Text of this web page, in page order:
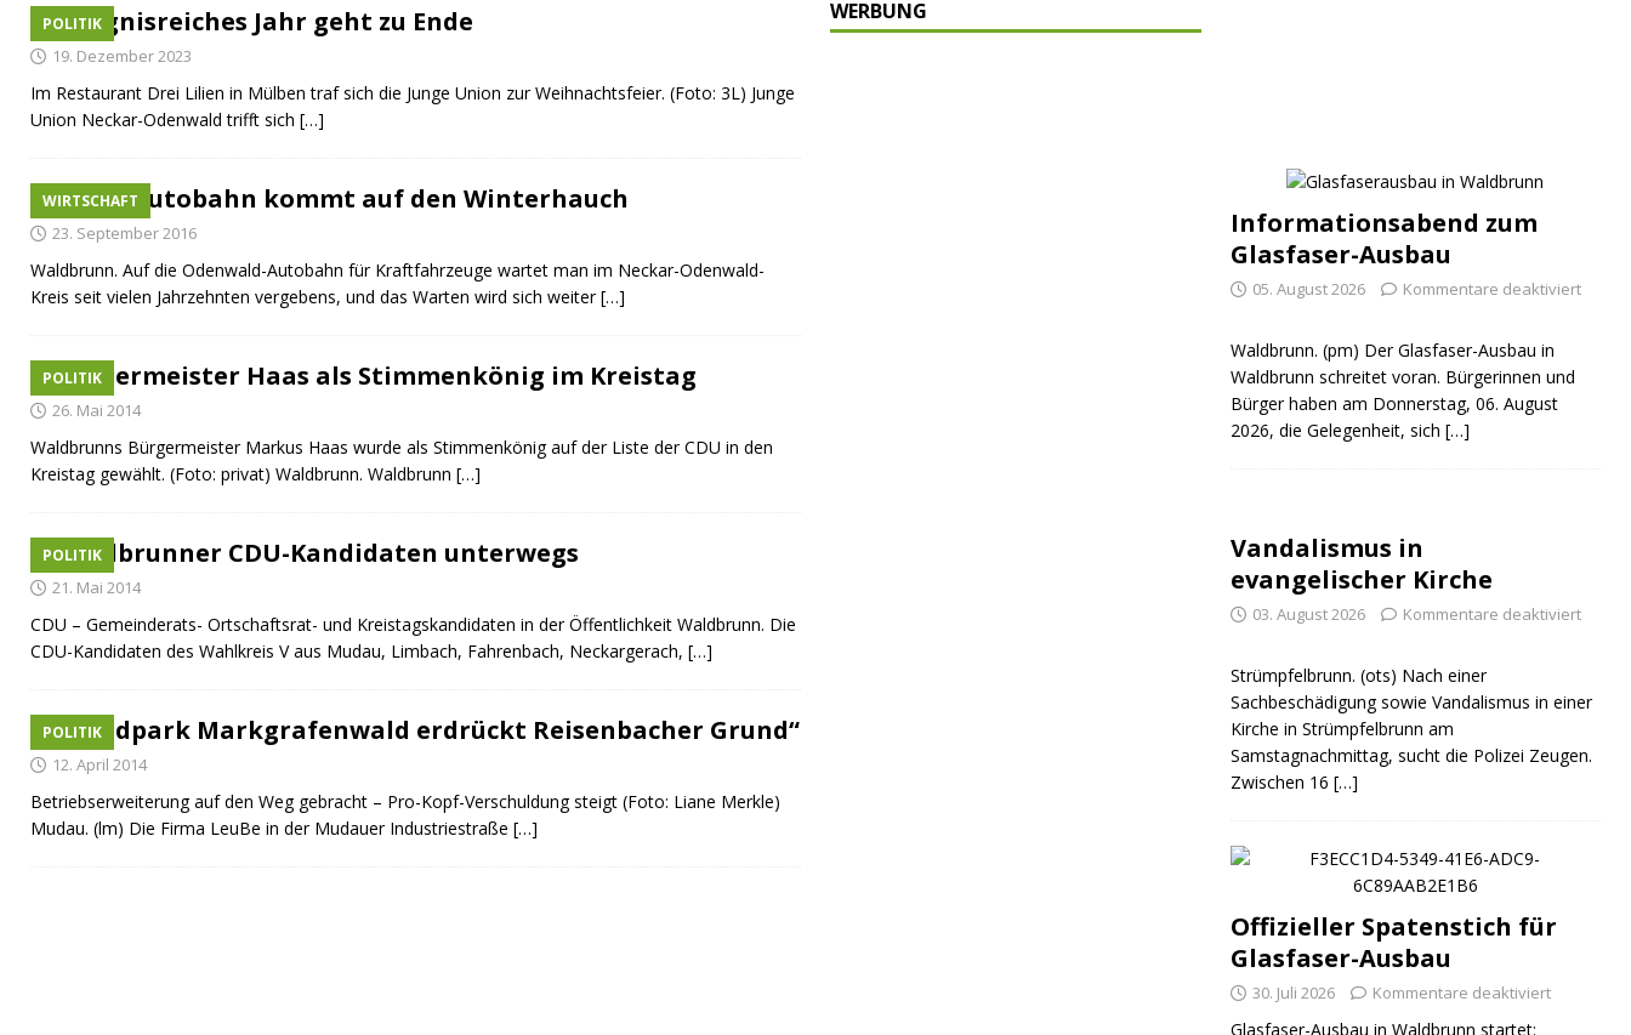
[ 17. Juli 2026 ] Busverkehr wegen Dorfjubiläum eingeschränkt
[ 10. Juli 2026 ]
[ 08. Juli 2026 ] Dorfgeschichte sichtbar gemacht
KULTUR
POLITIK
Ereignisreiches Jahr geht zu Ende
19. Dezember 2023
Im Restaurant Drei Lilien in Mülben traf sich die Junge Union zur Weihnachtsfeier. (Foto: 3L) Junge
Union Neckar-Odenwald trifft sich […]
WIRTSCHAFT
Datenautobahn kommt auf den Winterhauch
23. September 2016
Waldbrunn. Auf die Odenwald-Autobahn für Kraftfahrzeuge wartet man im Neckar-Odenwald-
Kreis seit vielen Jahrzehnten vergebens, und das Warten wird sich weiter[…]
POLITIK
Bürgermeister Haas als Stimmenkönig im Kreistag
26. Mai 2014
Waldbrunns Bürgermeister Markus Haas wurde als Stimmenkönig auf der Liste der CDU in den
Kreistag gewählt. (Foto: privat) Waldbrunn. Waldbrunn […]
POLITIK
Waldbrunner CDU-Kandidaten unterwegs
21. Mai 2014
CDU – Gemeinderats- Ortschaftsrat- und Kreistagskandidaten in der Öffentlichkeit Waldbrunn. Die
CDU-Kandidaten des Wahlkreis V aus Mudau, Limbach, Fahrenbach, Neckargerach, […]
POLITIK
„Windpark Markgrafenwald erdrückt Reisenbacher Grund“
12. April 2014
Betriebserweiterung auf den Weg gebracht – Pro-Kopf-Verschuldung steigt (Foto: Liane Merkle)
Mudau. (lm) Die Firma LeuBe in der Mudauer Industriestraße […]
WERBUNG
Informationsabend zum
Glasfaser-Ausbau
05. August 2026 Kommentare deaktiviert
Waldbrunn. (pm) Der Glasfaser-Ausbau in
Waldbrunn schreitet voran. Bürgerinnen und
Bürger haben am Donnerstag, 06. August
2026, die Gelegenheit, sich […]
Vandalismus in
evangelischer Kirche
03. August 2026 Kommentare deaktiviert
Strümpfelbrunn. (ots) Nach einer
Sachbeschädigung sowie Vandalismus in einer
Kirche in Strümpfelbrunn am
Samstagnachmittag, sucht die Polizei Zeugen.
Zwischen 16 […]
Offizieller Spatenstich für
Glasfaser-Ausbau
30. Juli 2026 Kommentare deaktiviert
Glasfaser-Ausbau in Waldbrunn startet: